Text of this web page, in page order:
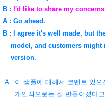
B : I'd like to share my
A : Go ahead.
B : I agree it's well made, but
model, and customers might
version.
A : 이 샘플에 대해서 코멘트 있으
개인적으로는 잘 만들어졌다고